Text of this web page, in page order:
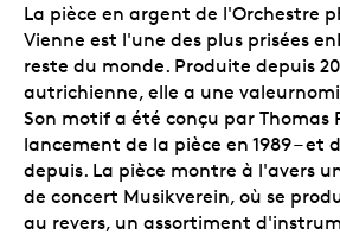
La pièce en argent de l'Orchestre
Vienne est l'une des plus prisées
reste du monde. Produite depuis
autrichienne, elle a une
Son motif a été conçu par Thomas
lancement de la pièce en 1989 – et
depuis. La pièce montre à l'avers
de concert Musikverein, où se
au revers, un assortiment